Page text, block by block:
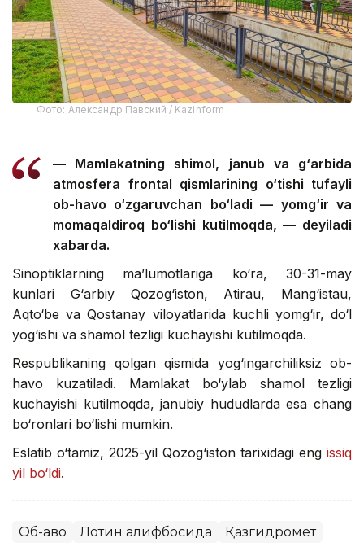
Фото: Александр Павский / Kazinform
— Mamlakatning shimol, janub va g‘arbida
atmosfera frontal qismlarining o‘tishi tufayli
ob-havo o‘zgaruvchan bo‘ladi — yomg‘ir va
momaqaldiroq bo‘lishi kutilmoqda, — deyiladi
xabarda.
Sinoptiklarning ma’lumotlariga ko‘ra, 30-31-may
kunlari G‘arbiy Qozog‘iston, Atirau, Mang‘istau,
Aqto‘be va Qostanay viloyatlarida kuchli yomg‘ir, do‘l
yog‘ishi va shamol tezligi kuchayishi kutilmoqda.
Respublikaning qolgan qismida yog‘ingarchiliksiz ob-
havo kuzatiladi. Mamlakat bo‘ylab shamol tezligi
kuchayishi kutilmoqda, janubiy hududlarda esa chang
bo‘ronlari bo‘lishi mumkin.
Eslatib o‘tamiz, 2025-yil Qozog‘iston tarixidagi eng issiq
yil bo‘ldi.
Об-ҳаво Лотин алифбосида Қазгидромет